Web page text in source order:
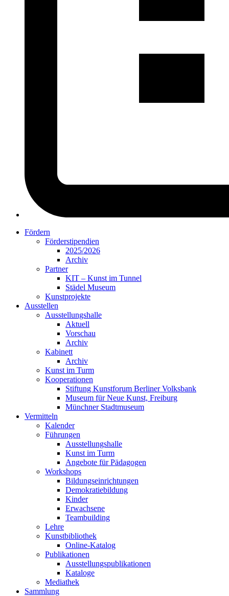
Fördern
Förderstipendien
2025/2026
Archiv
Partner
KIT – Kunst im Tunnel
Städel Museum
Kunstprojekte
Ausstellen
Ausstellungshalle
Aktuell
Vorschau
Archiv
Kabinett
Archiv
Kunst im Turm
Kooperationen
Stiftung Kunstforum Berliner Volksbank
Museum für Neue Kunst, Freiburg
Münchner Stadtmuseum
Vermitteln
Kalender
Führungen
Ausstellungshalle
Kunst im Turm
Angebote für Pädagogen
Workshops
Bildungseinrichtungen
Demokratiebildung
Kinder
Erwachsene
Teambuilding
Lehre
Kunstbibliothek
Online-Katalog
Publikationen
Ausstellungspublikationen
Kataloge
Mediathek
Sammlung